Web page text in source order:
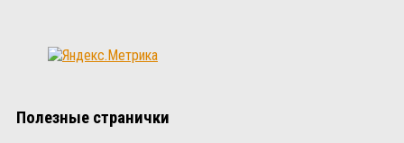
Полезные странички